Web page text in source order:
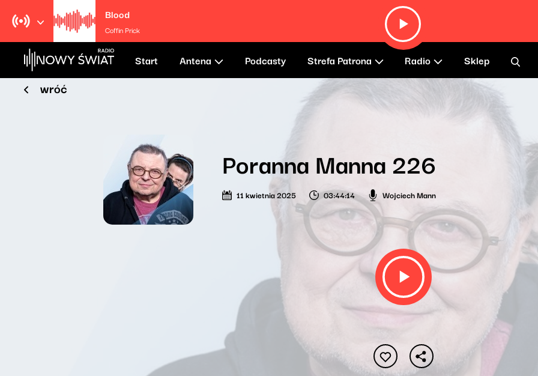
Blood
Coffin Prick
Start Antena Podcasty Strefa Patrona Radio Sklep
wróć
Poranna Manna 226
11 kwietnia 2025 03:44:14 Wojciech Mann